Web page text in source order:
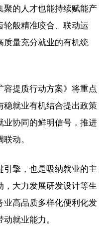
聚的人才也能持续赋能产
轮般精准咬合、联动运
质量充分就业的有机统
容提质行动方案》将重点
就业有机结合提出政策
业协同的鲜明信号，推进
动。
引擎，也是吸纳就业的主
大力发展研发设计等生
业高品质多样化便利化发
就业能力。